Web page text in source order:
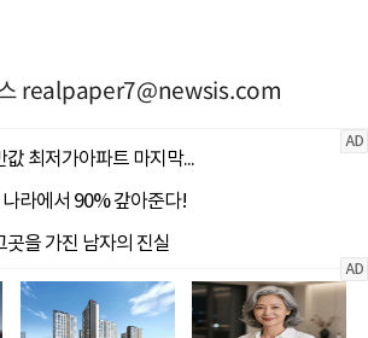
realpaper7@newsis.com